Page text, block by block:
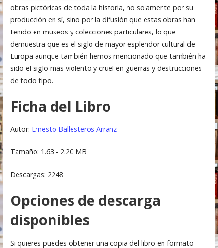
obras pictóricas de toda la historia, no solamente por su
producción en sí, sino por la difusión que estas obras han
tenido en museos y colecciones particulares, lo que
demuestra que es el siglo de mayor esplendor cultural de
Europa aunque también hemos mencionado que también ha
sido el siglo más violento y cruel en guerras y destrucciones
de todo tipo.
Ficha del Libro
Autor: Ernesto Ballesteros Arranz
Tamaño: 1.63 - 2.20 MB
Descargas: 2248
Opciones de descarga
disponibles
Si quieres puedes obtener una copia del libro en formato